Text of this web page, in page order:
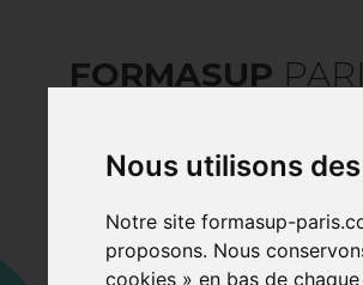
Nous utilisons
Notre site formasup-
proposons. Nous
cookies » en bas de
FORMASUP